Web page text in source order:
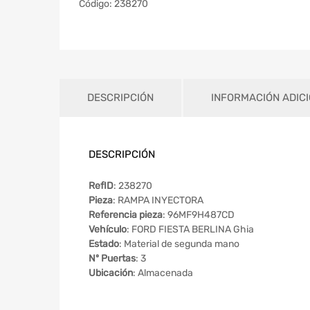
Código: 238270
DESCRIPCIÓN INFORMACIÓN
DESCRIPCIÓN
RefID: 238270
Pieza: RAMPA INYECTORA
Referencia pieza: 96MF9H487CD
Vehículo: FORD FIESTA BERLINA Ghia
Estado: Material de segunda mano
Nº Puertas: 3
Ubicación: Almacenada